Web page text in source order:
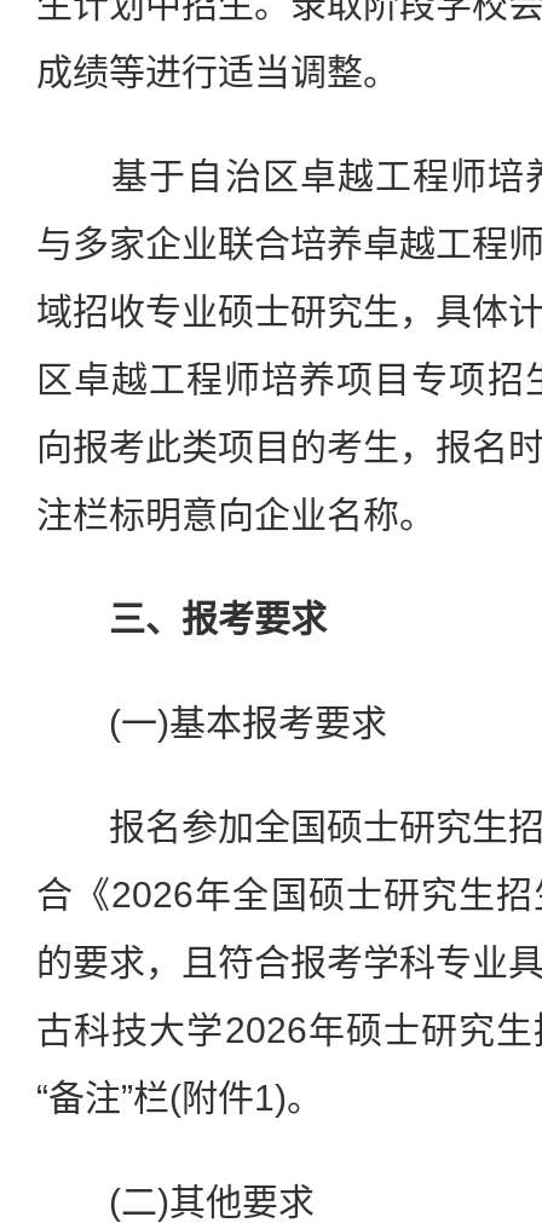
成绩等进行适当调整。
基于自治区卓越工程师培
与多家企业联合培养卓越工程
域招收专业硕士研究生，具体
区卓越工程师培养项目专项
向报考此类项目的考生，报名
注栏标明意向企业名称。
三、报考要求
(一)基本报考要求
报名参加全国硕士研究生招
合《2026年全国硕士研究生
的要求，且符合报考学科专业
古科技大学2026年硕士研究
“备注”栏(附件1)。
(二)其他要求